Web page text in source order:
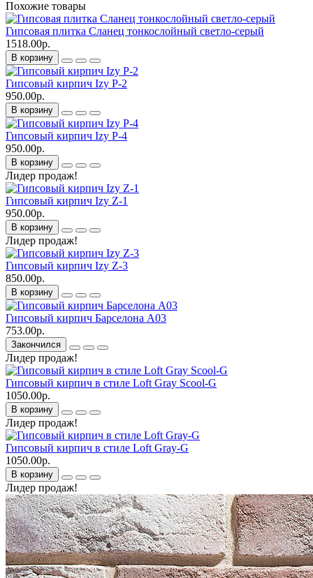
Похожие товары
Гипсовая плитка Сланец тонкослойный светло-серый
1518.00р.
В корзину
Гипсовый кирпич Izy P-2
950.00р.
В корзину
Гипсовый кирпич Izy P-4
950.00р.
В корзину
Лидер продаж!
Гипсовый кирпич Izy Z-1
950.00р.
В корзину
Лидер продаж!
Гипсовый кирпич Izy Z-3
850.00р.
В корзину
Гипсовый кирпич Барселона А03
753.00р.
Закончился
Лидер продаж!
Гипсовый кирпич в стиле Loft Gray Scool-G
1050.00р.
В корзину
Лидер продаж!
Гипсовый кирпич в стиле Loft Gray-G
1050.00р.
В корзину
Лидер продаж!